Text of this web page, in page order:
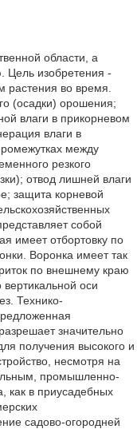
области, а
Цель изобретения -
растения во время.
(осадки) орошения;
влаги в прикорневом
влаги в
между
резкого
отвод лишней влаги
защита корневой
собой
имеет отбортовку по
Воронка имеет так
по внешнему краю
оси
Технико-
значительно
получения высокого и
несмотря на
промышленно-
как в приусадебных
садово-огородней